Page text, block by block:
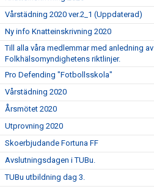
Vårstädning 2020 ver.2_1 (Uppdaterad)
Ny info Knatteinskrivning 2020
Till alla våra medlemmar med anledning av
Folkhälsomyndighetens riktlinjer.
Pro Defending "Fotbollsskola"
Vårstädning 2020
Årsmötet 2020
Utprovning 2020
Skoerbjudande Fortuna FF
Avslutningsdagen i TUBu.
TUBu utbildning dag 3.